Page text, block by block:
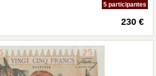
5 participantes
230 €